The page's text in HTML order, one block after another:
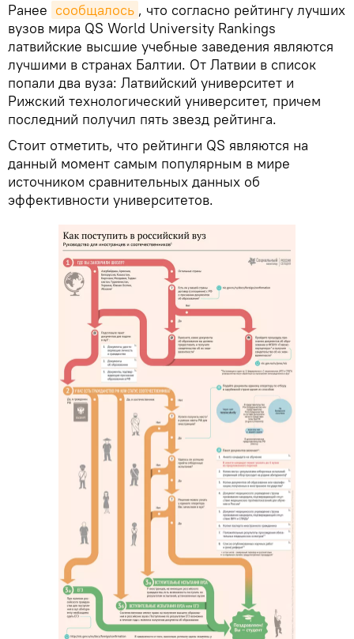
Ранее сообщалось , что согласно рейтингу лучших
вузов мира QS World University Rankings
латвийские высшие учебные заведения являются
лучшими в странах Балтии. От Латвии в список
попали два вуза: Латвийский университет и
Рижский технологический университет, причем
последний получил пять звезд рейтинга.
Стоит отметить, что рейтинги QS являются на
данный момент самым популярным в мире
источником сравнительных данных об
эффективности университетов.